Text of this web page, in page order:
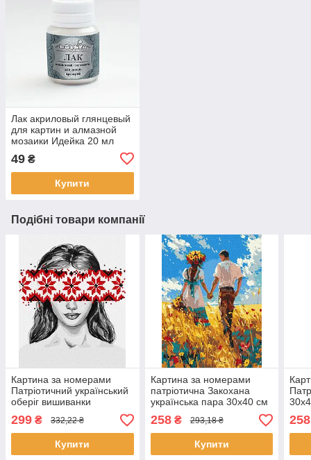
Лак акриловый глянцевый
для картин и алмазной
мозаики Идейка 20 мл
49 ₴
Купити
Подібні товари компанії
Картина за номерами
Патріотичний український
оберіг вишиванки
©alina.slobodian.art 40х50
Ідейка (KHO2561)
299 ₴ 332,22 ₴
Купити
Картина за номерами
патріотична Закохана
українська пара 30х40 см
Ідейка (KHO8456)
258₴ 293,18 ₴
Купити
258